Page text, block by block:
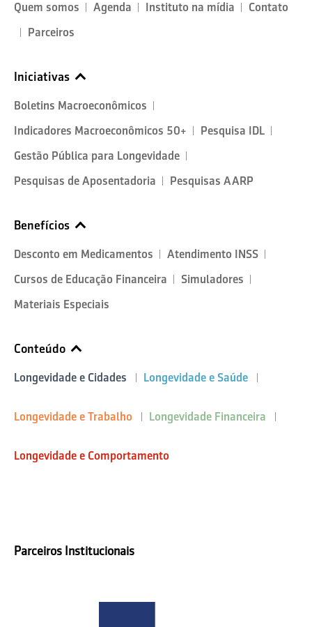
Quem somos Agenda Instituto na mídia
Contato
Parceiros
Iniciativas
Boletins Macroeconômicos
Indicadores Macroeconômicos 50+
Pesquisa IDL
Gestão Pública para Longevidade
Pesquisas de Aposentadoria
Pesquisas AARP
Benefícios
Desconto em Medicamentos
Atendimento INSS
Cursos de Educação Financeira
Simuladores
Materiais Especiais
Conteúdo
Longevidade e Cidades Longevidade e Saúde
Longevidade e Trabalho Longevidade Financeira
Longevidade e Comportamento
Parceiros Institucionais